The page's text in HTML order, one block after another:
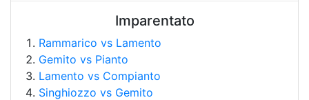
Imparentato
Rammarico vs Lamento
Gemito vs Pianto
Lamento vs Compianto
Singhiozzo vs Gemito